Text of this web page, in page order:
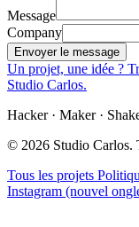
Message
Company
Envoyer le message
Un projet, une idée ?
Studio Carlos.
Hacker · Maker ·
© 2026 Studio Carlos.
Tous les projets
Instagram (nouvel